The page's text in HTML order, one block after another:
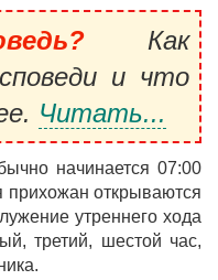
Как
и что
Читать...
начинается 07:00
открываются
утреннего хода
третий, шестой час,